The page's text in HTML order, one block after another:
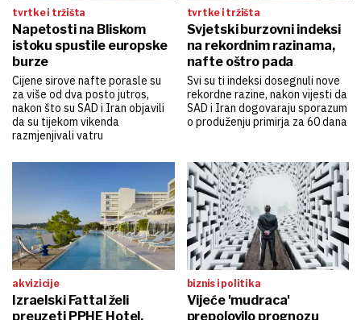
tvrtke i tržišta
Napetosti na Bliskom
istoku spustile europske
burze
Cijene sirove nafte porasle su
za više od dva posto jutros,
nakon što su SAD i Iran objavili
da su tijekom vikenda
razmjenjivali vatru
tvrtke i tržišta
Svjetski burzovni indeksi
na rekordnim razinama,
nafte oštro pada
Svi su ti indeksi dosegnuli nove
rekordne razine, nakon vijesti da
SAD i Iran dogovaraju sporazum
o produženju primirja za 60 dana
akvizicije
Izraelski Fattal želi
preuzeti PPHE Hotel,
biznis i politika
Vijeće 'mudraca'
prepolovilo prognozu